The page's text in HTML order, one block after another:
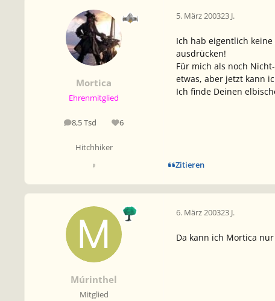
Mortica
Ehrenmitglied
8,5 Tsd
Beiträge 6
Reputation
Hitchhiker
♀
5. März 200323 J.
Ich hab eigentlich
ausdrücken!
Für mich als noch
etwas, aber jetzt kann
Ich finde Deinen
Zitieren
Múrinthel
Mitglied
6. März 200323 J.
Da kann ich Mortica